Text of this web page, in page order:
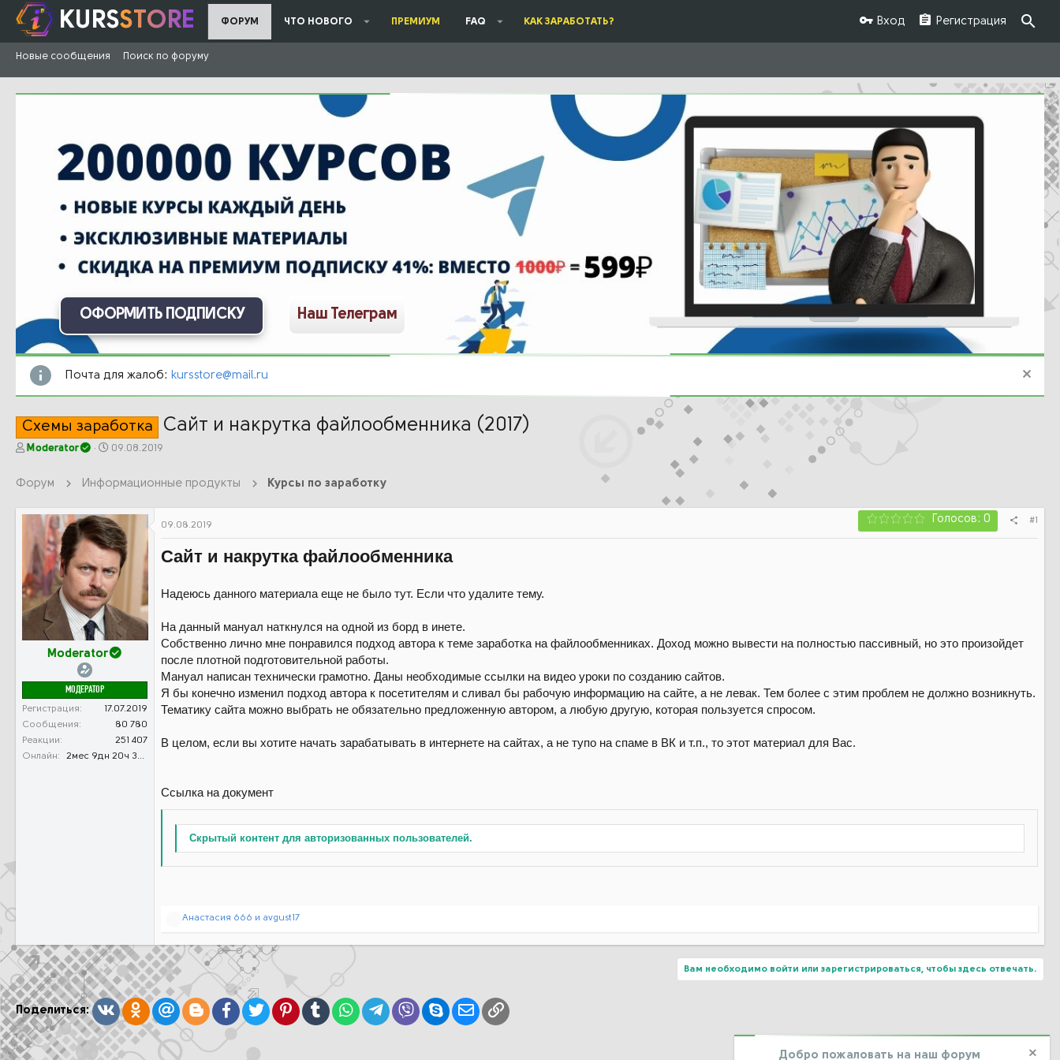
KURSSTORE ФОРУМ ЧТО НОВОГО ПРЕМИУМ FAQ КАК ЗАРАБОТАТЬ? Вход Регистрация
Новые сообщения Поиск по форуму
ОФОРМИТЬ ПОДПИСКУ Наш Телеграм
Почта для жалоб: kursstore@mail.ru
Схемы заработка Сайт и накрутка файлообменника (2017)
А
о
Moderator
Д
а
а
ч
а
а
09.08.2019
Форум Информационные продукты Курсы по заработку
Moderator
МОДЕРАТОР
Регистрация
17.07.2019
Сообщения
80 780
Реакции
251 407
Онлайн
2мес 9дн 20ч 3м 51с
09.08.2019 Голосов: 0 #1
Сайт и накрутка файлообменника
Надеюсь данного материала еще не было тут. Если что удалите тему.
На данный мануал наткнулся на одной из борд в инете.
Собственно лично мне понравился подход автора к теме заработка на файлообменниках. Доход можно вывести на полностью пассивный, но это произойдет
после плотной подготовительной работы.
Мануал написан технически грамотно. Даны необходимые ссылки на видео уроки по созданию сайтов.
Я бы конечно изменил подход автора к посетителям и сливал бы рабочую информацию на сайте, а не левак. Тем более с этим проблем не должно возникнуть.
Тематику сайта можно выбрать не обязательно предложенную автором, а любую другую, которая пользуется спросом.
В целом, если вы хотите начать зарабатывать в интернете на сайтах, а не тупо на спаме в ВК и т.п., то этот материал для Вас.
Ссылка на документ
Скрытый контент для авторизованных пользователей.
Р
к
и
:
Анастасия 666 и avgust17
Вам необходимо войти или зарегистрироваться, чтобы здесь отвечать.
Поделиться: ВконтактеОдноклассники
Mail.ruBloggerFacebook
TwitterPinterestTumblrWhatsAppTelegram
Viber SkypeЭлектронная почта
Ссылка
Добро пожаловать на наш форум